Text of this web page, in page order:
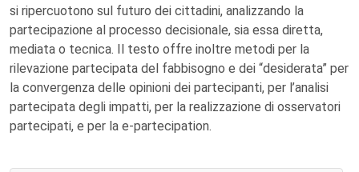
si ripercuotono sul futuro dei cittadini, analizzando la
partecipazione al processo decisionale, sia essa diretta,
mediata o tecnica. Il testo offre inoltre metodi per la
rilevazione partecipata del fabbisogno e dei “desiderata” per
la convergenza delle opinioni dei partecipanti, per l’analisi
partecipata degli impatti, per la realizzazione di osservatori
partecipati, e per la e-partecipation.